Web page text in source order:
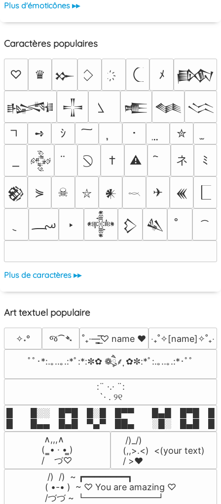
Plus d'émoticônes ▸▸
Caractères populaires
♡ ♛ 𒁍 ﾒ 𒁃
𒈙 𒋲 𒍫 𒈝 𒈱
➺
ｼ ･
✮
𒅒
† ⚠ ネ ﾐ
𒆙 ⋟ ☠ ⛥ 𒀭 𓎖 ✈ 𒌍
؄ ‣ 𒀱 𒁷 𒈑
Plus de caractères ▸▸
Art textuel populaire
✧˖° જ⁀➴ ˚₊·—̳͟͞͞♡ name ♥️ ‎‧₊˚✧[name]✧˚₊‧
ﾟﾟ･*:.｡..｡.:*ﾟ:*:✼✿ ❁ཻུ۪۪⸙͎ ✿✼:*ﾟ:.｡..｡.:*･ﾟﾟ
⠀:¨ ·.· ¨:⠀
⠀ `· . ୨୧⠀
█  █░░ █▀█ █░█ █▀▀  █▄█ █▀█
█  █▄▄ █▄█ ▀▄▀ ██▄  ░█░ █▄█
∧,,,∧
(  ̳• · • ̳)
/    づ♡
/)_/)
(,,>.<)  <(your text)
/ >❤️
/)  /)  ~ ┏━━━━━━━━┓
( •-• )  ~ ♡ You are amazing ♡
/づづ ~ ┗━━━━━━━━┛